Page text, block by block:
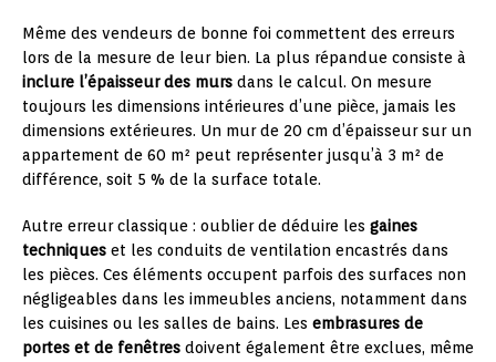
Même des vendeurs de bonne foi commettent des erreurs
lors de la mesure de leur bien. La plus répandue consiste à
inclure l’épaisseur des murs dans le calcul. On mesure
toujours les dimensions intérieures d’une pièce, jamais les
dimensions extérieures. Un mur de 20 cm d’épaisseur sur un
appartement de 60 m² peut représenter jusqu’à 3 m² de
différence, soit 5 % de la surface totale.
Autre erreur classique : oublier de déduire les gaines
techniques et les conduits de ventilation encastrés dans
les pièces. Ces éléments occupent parfois des surfaces non
négligeables dans les immeubles anciens, notamment dans
les cuisines ou les salles de bains. Les embrasures de
portes et de fenêtres doivent également être exclues, même